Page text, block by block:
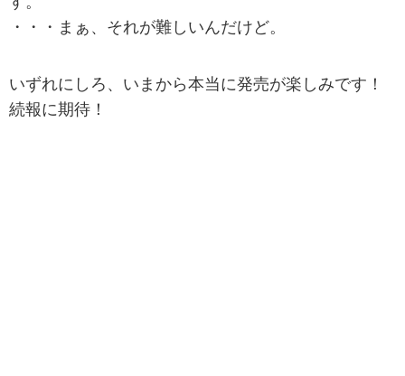
・・・まぁ、それが難しいんだけど。
いずれにしろ、いまから本当に発売が楽しみです！
続報に期待！